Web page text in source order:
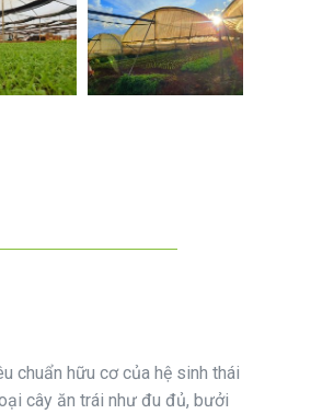
chuẩn hữu cơ của hệ sinh thái
cây ăn trái như đu đủ, bưởi